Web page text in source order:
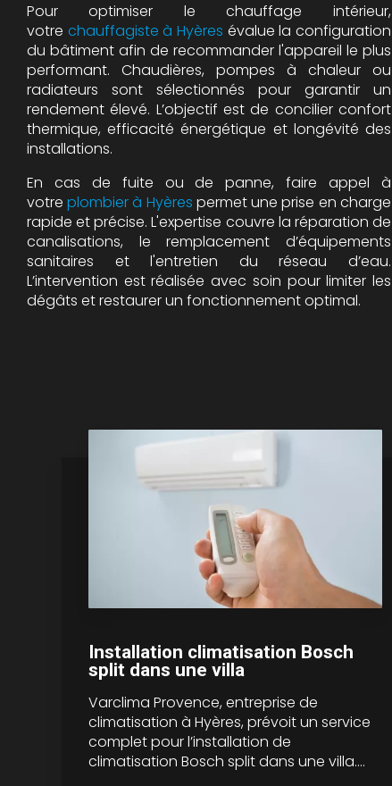
Pour optimiser le chauffage intérieur,
votre chauffagiste à Hyères évalue la configuration
du bâtiment afin de recommander l'appareil le plus
performant. Chaudières, pompes à chaleur ou
radiateurs sont sélectionnés pour garantir un
rendement élevé. L’objectif est de concilier confort
thermique, efficacité énergétique et longévité des
installations.
En cas de fuite ou de panne, faire appel à
votreplombier à Hyères permet une prise en charge
rapide et précise. L'expertise couvre la réparation de
canalisations, le remplacement d’équipements
sanitaires et l'entretien du réseau d’eau.
L’intervention est réalisée avec soin pour limiter les
dégâts et restaurer un fonctionnement optimal.
Installation climatisation Bosch
split dans une villa
Varclima Provence, entreprise de
climatisation à Hyères, prévoit un service
complet pour l’installation de
climatisation Bosch split dans une villa....